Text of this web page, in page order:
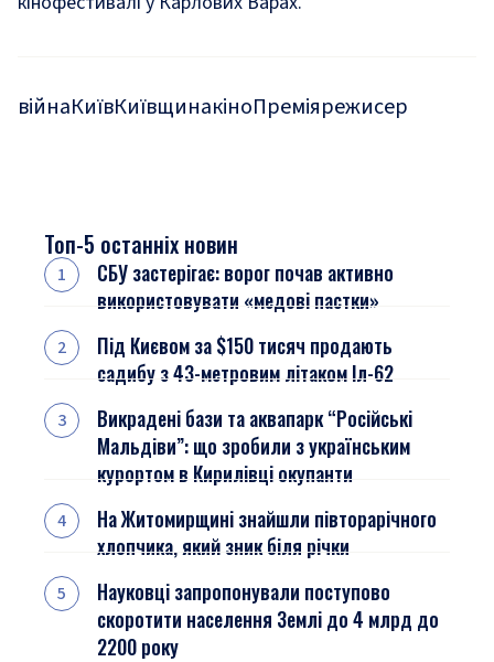
війнаКиївКиївщинакіноПреміярежисер
Топ-5 останніх новин
СБУ застерігає: ворог почав активно
використовувати «медові пастки»
Під Києвом за $150 тисяч продають
садибу з 43-метровим літаком Іл-62
Викрадені бази та аквапарк “Російські
Мальдіви”: що зробили з українським
курортом в Кирилівці окупанти
На Житомирщині знайшли півторарічного
хлопчика, який зник біля річки
Науковці запропонували поступово
скоротити населення Землі до 4 млрд до
2200 року